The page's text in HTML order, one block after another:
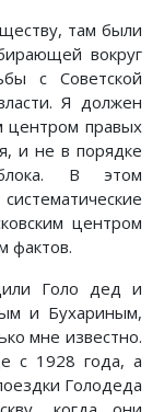
там были
вокруг
с Советской
Я должен
центром правых
и не в порядке
В этом
центром
фактов.
Голо дед и
и Бухариным,
мне известно.
с 1928 года, а
Голодеда